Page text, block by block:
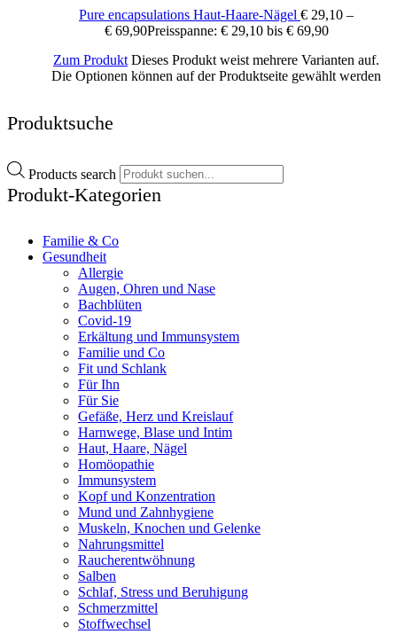
Pure encapsulations Haut-Haare-Nägel € 29,10 –
€69,90Preisspanne: € 29,10 bis € 69,90
Zum Produkt Dieses Produkt weist mehrere Varianten auf.
Die Optionen können auf der Produktseite gewählt werden
Produktsuche
Products search
Produkt-Kategorien
Familie & Co
Gesundheit
Allergie
Augen, Ohren und Nase
Bachblüten
Covid-19
Erkältung und Immunsystem
Familie und Co
Fit und Schlank
Für Ihn
Für Sie
Gefäße, Herz und Kreislauf
Harnwege, Blase und Intim
Haut, Haare, Nägel
Homöopathie
Immunsystem
Kopf und Konzentration
Mund und Zahnhygiene
Muskeln, Knochen und Gelenke
Nahrungsmittel
Raucherentwöhnung
Salben
Schlaf, Stress und Beruhigung
Schmerzmittel
Stoffwechsel